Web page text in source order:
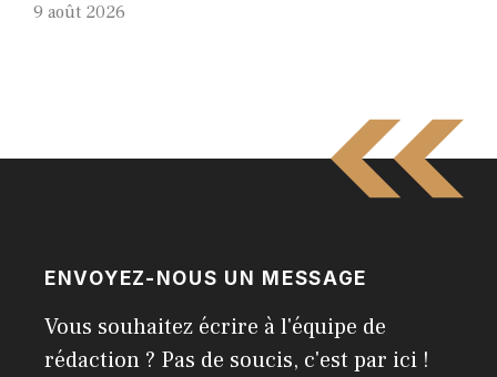
9 août 2026
ENVOYEZ-NOUS UN MESSAGE
Vous souhaitez écrire à l'équipe de
rédaction ? Pas de soucis, c'est par ici !